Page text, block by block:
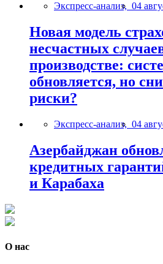
Экспресс-анализ, 04
Новая модель
несчастных
производстве:
обновляется, но
риски?
Экспресс-анализ, 04
Азербайджан
кредитных
и Карабаха
О нас